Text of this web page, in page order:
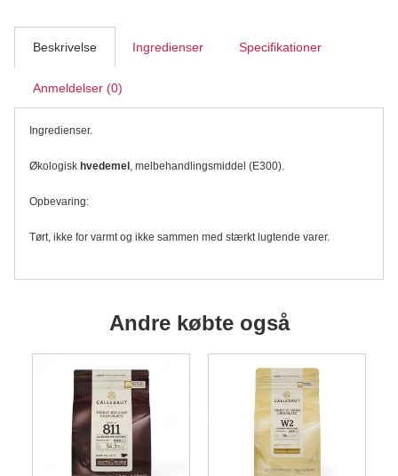
Beskrivelse Ingredienser Specifikationer
Anmeldelser (0)
Ingredienser.
Økologisk hvedemel , melbehandlingsmiddel (E300).
Opbevaring:
Tørt, ikke for varmt og ikke sammen med stærkt lugtende varer.
Andre købte også